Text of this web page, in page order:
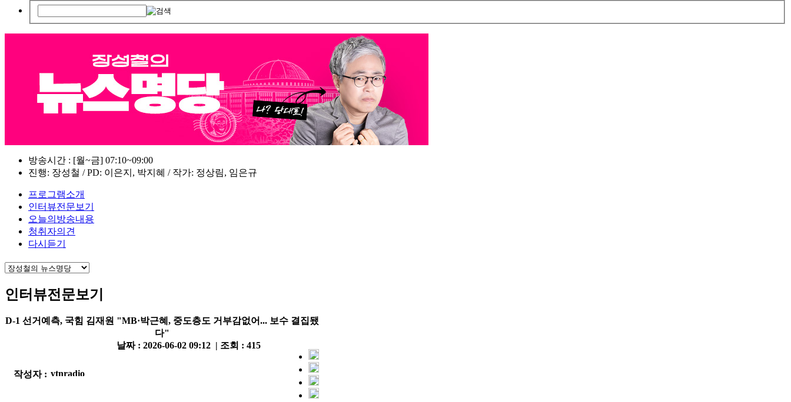
방송시간 : [월~금] 07:10~09:00
진행: 장성철 / PD: 이은지, 박지혜 / 작가: 정상림, 임은규
프로그램소개
인터뷰전문보기
오늘의방송내용
청취자의견
다시듣기
인터뷰전문보기
D-1 선거예측, 국힘 김재원 "MB·박근혜, 중도층도 거부감없어... 보수 결집됐
다"
작성자 :
날짜 : 2026-06-02 09:12 | 조회 : 415